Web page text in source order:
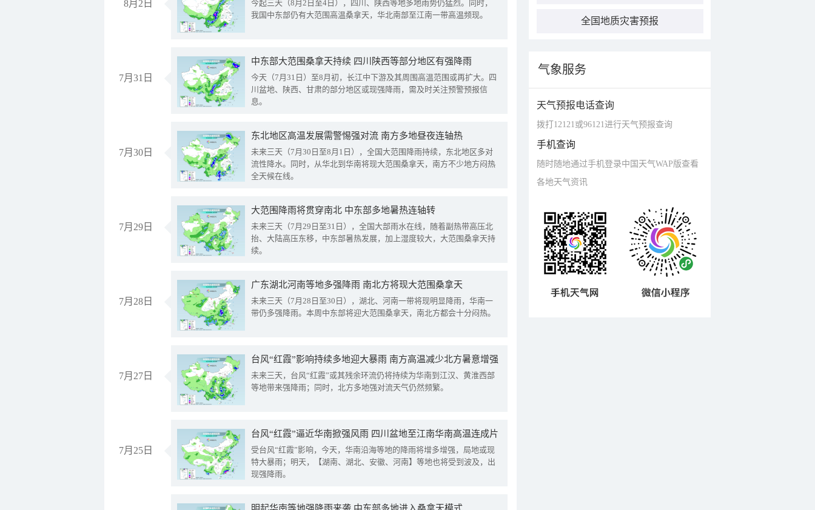
8月2日
今起三天（8月2日至4日），四川、陕西等地多地雨势仍猛烈。同时，
我国中东部仍有大范围高温桑拿天，华北南部至江南一带高温频现。
7月31日
中东部大范围桑拿天持续 四川陕西等部分地区有强降雨
今天（7月31日）至8月初，长江中下游及其周围高温范围或再扩大。四
川盆地、陕西、甘肃的部分地区或现强降雨，需及时关注预警预报信
息。
7月30日
东北地区高温发展需警惕强对流 南方多地昼夜连轴热
未来三天（7月30日至8月1日），全国大范围降雨持续，东北地区多对
流性降水。同时，从华北到华南将现大范围桑拿天，南方不少地方闷热
全天候在线。
7月29日
大范围降雨将贯穿南北 中东部多地暑热连轴转
未来三天（7月29日至31日），全国大部雨水在线，随着副热带高压北
抬、大陆高压东移，中东部暑热发展，加上湿度较大，大范围桑拿天持
续。
7月28日
广东湖北河南等地多强降雨 南北方将现大范围桑拿天
未来三天（7月28日至30日），湖北、河南一带将现明显降雨，华南一
带仍多强降雨。本周中东部将迎大范围桑拿天，南北方都会十分闷热。
7月27日
台风“红霞”影响持续多地迎大暴雨 南方高温减少北方暑意增强
未来三天，台风“红霞”或其残余环流仍将持续为华南到江汉、黄淮西部
等地带来强降雨；同时，北方多地强对流天气仍然频繁。
7月25日
台风“红霞”逼近华南掀强风雨 四川盆地至江南华南高温连成片
受台风“红霞”影响，今天，华南沿海等地的降雨将增多增强，局地或现
特大暴雨；明天，【湖南、湖北、安徽、河南】等地也将受到波及，出
现强降雨。
全国地质灾害预报
气象服务
天气预报电话查询
拨打12121或96121进行天气预报查询
手机查询
随时随地通过手机登录中国天气WAP版查看
各地天气资讯